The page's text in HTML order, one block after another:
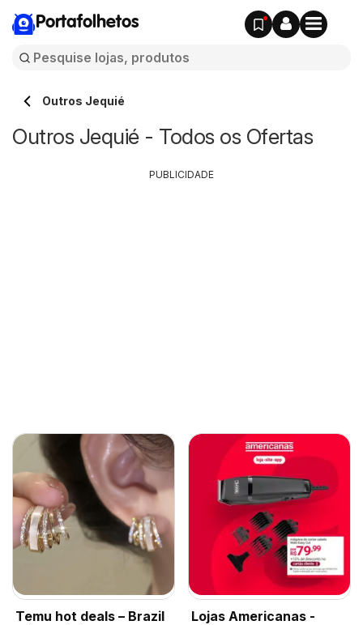
Portafolhetos
Outros Jequié
Outros Jequié - Todos os Ofertas
Temu hot deals – Brazil
Lojas Americanas -
PUBLICIDADE